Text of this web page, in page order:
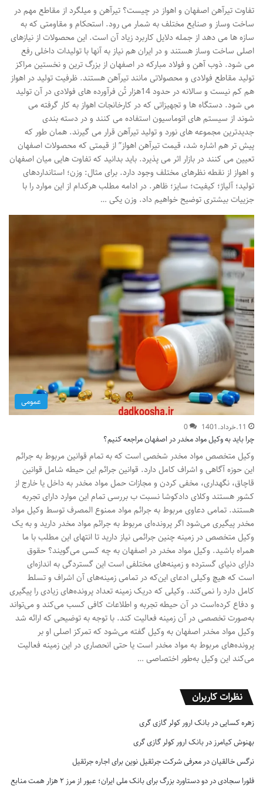
تفاوت تیرآهن اصفهان و اهواز در چیست؟ تیرآهن و میلگرد از مقاطع مهم در
ساخت وساز و صنایع مختلف به شمار می رود. استحکام و مقاومتی که به
سازه ها می دهد از جمله دلایل کاربرد زیاد آن است. این محصولات از نیازهای
اصلی ساخت وساز هستند و در ایران هم نیاز به آنها با تولیدات داخلی رفع
می شود. ذوب آهن و فولاد مبارکه در اصفهان از بزرگ ترین و نخستین مراکز
تولید مقاطع فولادی و محصولاتی مانند تیرآهن هستند. ظرفیت تولید در اهواز
هم کم نیست و سالانه در حدود 14هزار تُن فرآورده های فولادی در آن تولید
می شود. دستگاه ها و تجهیزاتی که در کارخانجات اهواز به کار گرفته می
شوند از سیستم های اتوماسیون استفاده می کنند و در دسته بندی
جدیدترین مجموعه های نورد و تولید تیرآهن قرار می گیرند. همان طور که
پیش تر هم اشاره شد، قیمت تیرآهن اهواز” از قیمتی که محصولات اصفهان
تعیین می کنند در بازار اثر می پذیرد. باید بدانید که تفاوت هایی میان اصفهان
و اهواز از نقطه نظرهای مختلف وجود دارد. برای مثال: وزن؛ استانداردهای
تولید؛ آلیاژ؛ کیفیت؛ سایز؛ ظاهر. در ادامه مطلب هرکدام از این موارد را با
جزییات بیشتری توضیح خواهیم داد. وزن یکی …
عمومی
11.خرداد.1401 0
چرا باید به وکیل مواد مخدر در اصفهان مراجعه کنیم؟
وکیل متخصص مواد مخدر شخصی است که به تمام قوانین مربوط به جرائم
این حوزه آگاهی و اشراف کامل دارد. قوانین جرائم این حیطه شامل قوانین
قاچاق، نگهداری، مخفی کردن و مجازات حمل مواد مخدر به داخل یا خارج از
کشور هستند وکلای دادکوشا نسبت ب بررسی تمام این موارد دارای تجربه
هستند. تمامی دعاوی مربوط به جرائم مواد ممنوع المصرف توسط وکیل مواد
مخدر پیگیری می‌شود اگر پرونده‌ای مربوط به جرائم مواد مخدر دارید و به یک
وکیل متخصص در زمینه چنین جرائمی نیاز دارید تا انتهای این مطلب با ما
همراه باشید. وکیل مواد مخدر در اصفهان به چه کسی می‌گویند؟ حقوق
دارای دنیای گسترده و زمینه‌های مختلفی است این گستردگی به اندازه‌ای
است که هیچ وکیلی ادعای این‌که در تمامی زمینه‌های آن اشراف و تسلط
کامل دارد را نمی‌کند. وکیلی که دریک زمینه تعداد پرونده‌های زیادی را پیگیری
و دفاع کرده‌است در آن حیطه تجربه و اطلاعات کافی کسب می‌کند و می‌تواند
به‌صورت تخصصی در آن زمینه فعالیت کند. با توجه به توضیحی که ارائه شد
وکیل مواد مخدر اصفهان به وکیل گفته می‌شود که تمرکز اصلی او بر
پرونده‌های مربوط به مواد مخدر است یا حتی انحصاری در این زمینه فعالیت
می‌کند این وکیل به‌طور اختصاصی …
نظرات کاربران
زهره کساییدر بانک ارور کولر گازی گری
بهنوش کیامرز در بانک ارور کولر گازی گری
نرگس خالقیاندر معرفی شرکت جرثقیل نوین برای اجاره جرثقیل
فلورا سجادیدر
دو دستاورد بزرگ برای بانک ملی ایران؛ عبور از مرز ۲ هزار همت منابع